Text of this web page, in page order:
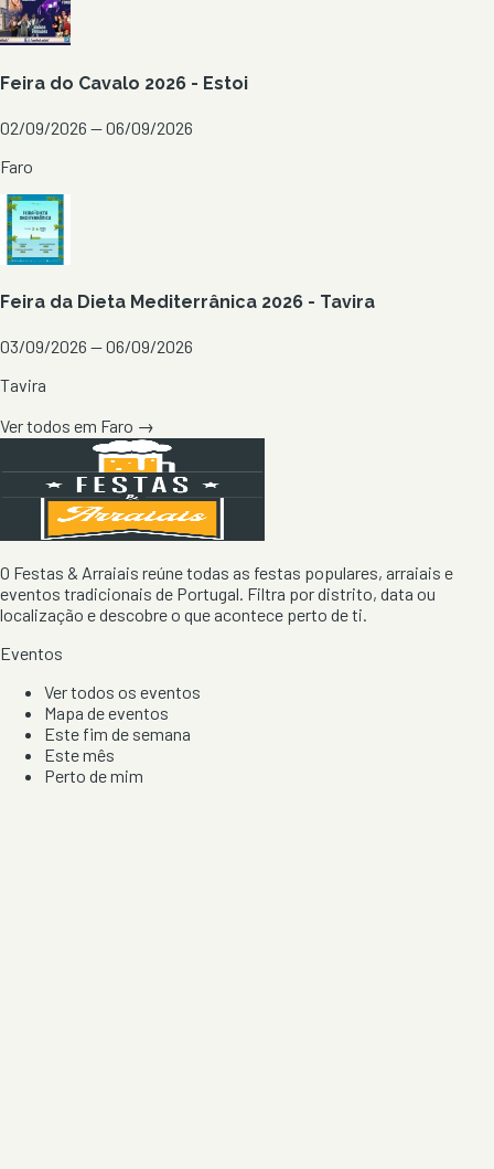
Feira do Cavalo 2026 - Estoi
02/09/2026 — 06/09/2026
Faro
Feira da Dieta Mediterrânica 2026 - Tavira
03/09/2026 — 06/09/2026
Tavira
Ver todos em Faro →
O Festas & Arraiais reúne todas as festas populares, arraiais e
eventos tradicionais de Portugal. Filtra por distrito, data ou
localização e descobre o que acontece perto de ti.
Eventos
Ver todos os eventos
Mapa de eventos
Este fim de semana
Este mês
Perto de mim